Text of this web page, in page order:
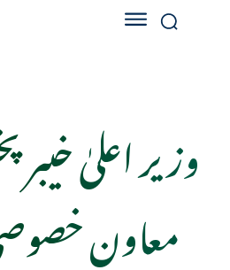
وزیر اعلیٰ
معاون